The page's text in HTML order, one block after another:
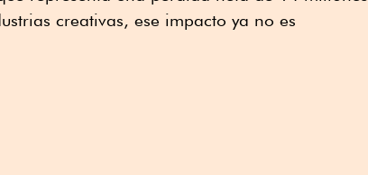
creativas, ese impacto ya no es